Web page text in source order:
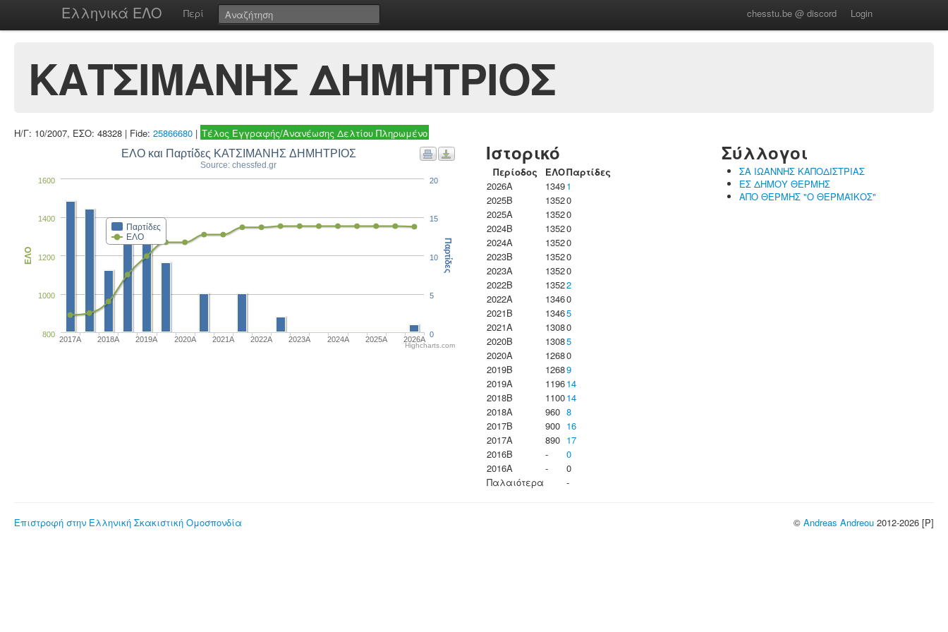
Ελληνικά ΕΛΟ Περί chesstu.be @ discord Login
ΚΑΤΣΙΜΑΝΗΣ ΔΗΜΗΤΡΙΟΣ
Η/Γ: 10/2007, ΕΣΟ: 48328 | Fide: 25866680 | Τέλος Εγγραφής/Ανανέωσης Δελτίου Πληρωμένο
ΕΛΟ και Παρτίδες ΚΑΤΣΙΜΑΝΗΣ ΔΗΜΗΤΡΙΟΣ
Source: chessfed.gr
Παρτίδες
ΕΛΟ
2017A 2018A 2019A 2020A 2021A 2022A 2023Α 2024A 2025A 2026A
800
1000
1200
1400
1600
ΕΛΟ
0
5
10
15
20
Παρτίδες
Highcharts.com
Ιστορικό
Περίοδος ΕΛΟΠαρτίδες
2026A
13491
2025B
13520
2025A
13520
2024B
13520
2024A
13520
2023B
13520
2023Α
13520
2022B
13522
2022A
13460
2021B
13465
2021A
13080
2020B
13085
2020A
12680
2019B
12689
2019A
119614
2018B
110014
2018A
960 8
2017B
900 16
2017A
890 17
2016B
-
0
2016A
-
0
Παλαιότερα
-
Σύλλογοι
ΣΑ ΙΩΑΝΝΗΣ ΚΑΠΟΔΙΣΤΡΙΑΣ
ΕΣ ΔΗΜΟΥ ΘΕΡΜΗΣ
ΑΠΟ ΘΕΡΜΗΣ "Ο ΘΕΡΜΑΪΚΟΣ"
Επιστροφή στην Ελληνική Σκακιστική Ομοσπονδία © Andreas Andreou 2012-2026 [P]